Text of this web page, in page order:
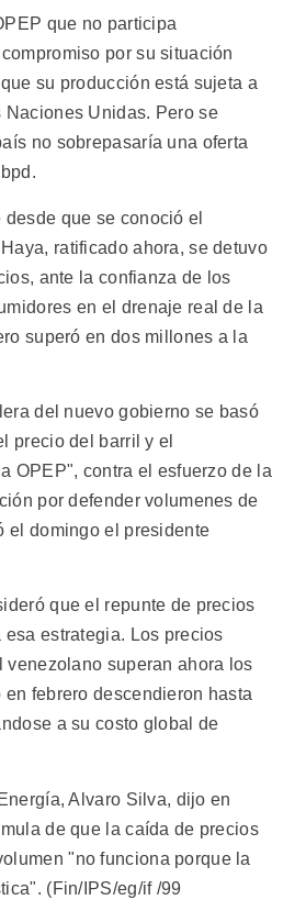
que no participa
por su situación
su producción está sujeta a
Naciones Unidas. Pero se
no sobrepasaría una oferta
que se conoció el
ratificado ahora, se detuvo
ante la confianza de los
en el drenaje real de la
superó en dos millones a la
del nuevo gobierno se basó
precio del barril y el
OPEP", contra el esfuerzo de la
por defender volumenes de
el domingo el presidente
que el repunte de precios
estrategia. Los precios
venezolano superan ahora los
en febrero descendieron hasta
a su costo global de
Alvaro Silva, dijo en
de que la caída de precios
"no funciona porque la
(Fin/IPS/eg/if /99